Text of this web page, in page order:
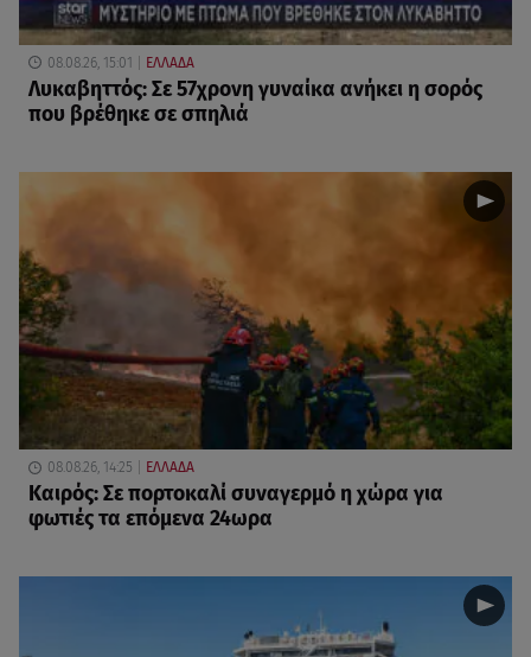
08.08.26, 15:01 ΕΛΛΑΔΑ
Λυκαβηττός: Σε 57χρονη γυναίκα ανήκει η σορός
που βρέθηκε σε σπηλιά
08.08.26, 14:25 ΕΛΛΑΔΑ
Καιρός: Σε πορτοκαλί συναγερμό η χώρα για
φωτιές τα επόμενα 24ωρα